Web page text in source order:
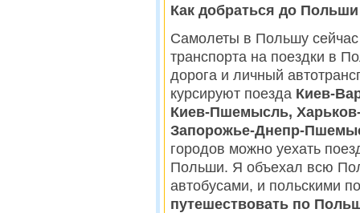
Как добраться до
Самолеты в Польшу
транспорта на поездки в
дорога и личный
курсируют поезда Киев-
Киев-Пшемысль,
Запорожье-Днепр-
городов можно уехать
Польши. Я объехал всю
автобусами, и польскими
путешествовать по